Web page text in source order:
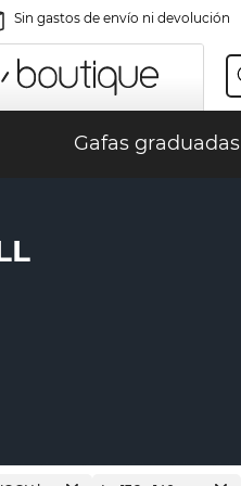
Sin gastos de envío ni devolución
Gafas graduadas